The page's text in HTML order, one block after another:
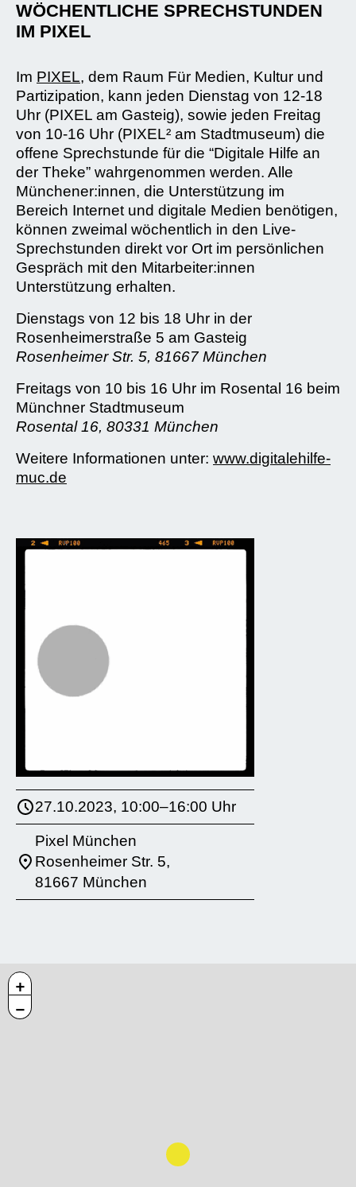
WÖCHENTLICHE SPRECHSTUNDEN
IM PIXEL
Im PIXEL, dem Raum Für Medien, Kultur und
Partizipation, kann jeden Dienstag von 12-18
Uhr (PIXEL am Gasteig), sowie jeden Freitag
von 10-16 Uhr (PIXEL² am Stadtmuseum) die
offene Sprechstunde für die “Digitale Hilfe an
der Theke” wahrgenommen werden. Alle
Münchener:innen, die Unterstützung im
Bereich Internet und digitale Medien benötigen,
können zweimal wöchentlich in den Live-
Sprechstunden direkt vor Ort im persönlichen
Gespräch mit den Mitarbeiter:innen
Unterstützung erhalten.
Dienstags von 12 bis 18 Uhr in der
Rosenheimerstraße 5 am Gasteig
Rosenheimer Str. 5, 81667 München
Freitags von 10 bis 16 Uhr im Rosental 16 beim
Münchner Stadtmuseum
Rosental 16, 80331 München
Weitere Informationen unter: www.digitalehilfe-
muc.de
27.10.2023, 10:00–16:00 Uhr
Pixel München
Rosenheimer Str. 5,
81667 München
+
−